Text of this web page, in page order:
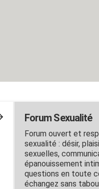
Forum Sexualité
Forum ouvert et
sexualité : désir,
sexuelles,
épanouissement
questions en toute
échangez sans